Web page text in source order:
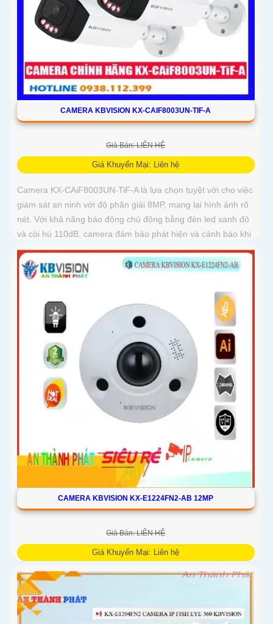
CAMERA KBVISION KX-CAIF8003UN-TIF-A
Giá Bán: LIÊN HỆ
Giá Khuyến Mại: Liên hệ
Camera KX-CAiF8003UN-TiF-A là lựa chọn tuyệt vời cho việc
giám sát an ninh với độ phân giải 8MP, mang lại hình ảnh rõ
nét. Với khả năng báo động chủ động bằng đèn led xanh đỏ
và còi hú 110dB, camera đảm bảo phát hiện và cảnh báo khi
có xâm nhậpThiết bị Camera Giá Rẻ Công Nghệ POE KX-
CAiF8003UN-TiF-A tích hợp chức năng cao cấp Thu Âm Và
Loa rõ ràng để mang lại trải nghiệm hình ảnh và âm thanh
CAMERA KBVISION KX-E1224FN2-AB 12MP
Giá Bán: LIÊN HỆ
Giá Khuyến Mại: Liên hệ
Camera giám sát KX-E1224FN2-AB sử dụng công nghệ
Starlight tiên tiến, có khả năng giám sát tốt trong môi trường
thiếu ánh sáng. Với độ phân giải HD IP, sản phẩm này mang
lại hình ảnh chất lượng cao, rõ nét